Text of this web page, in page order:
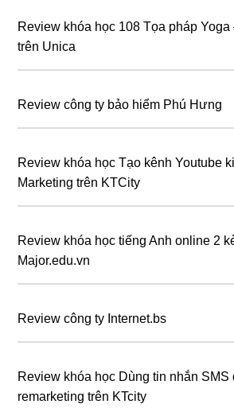
Review khóa học 108 Tọa pháp Yoga
trên Unica
Review công ty bảo hiểm Phú Hưng
Review khóa học Tạo kênh Youtube
Marketing trên KTCity
Review khóa học tiếng Anh online 2
Major.edu.vn
Review công ty Internet.bs
Review khóa học Dùng tin nhắn SMS
remarketing trên KTcity